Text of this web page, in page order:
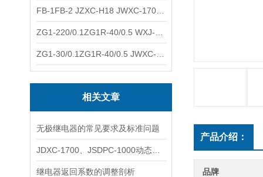
相关文章
无极继电器的常见要求及标准问题
继电器返回系数的调整剖析
产品介绍：
品牌